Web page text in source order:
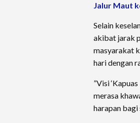
Jalur Maut
Selain
akibat jarak
masyarakat
hari dengan
​”Visi
merasa
harapan bagi